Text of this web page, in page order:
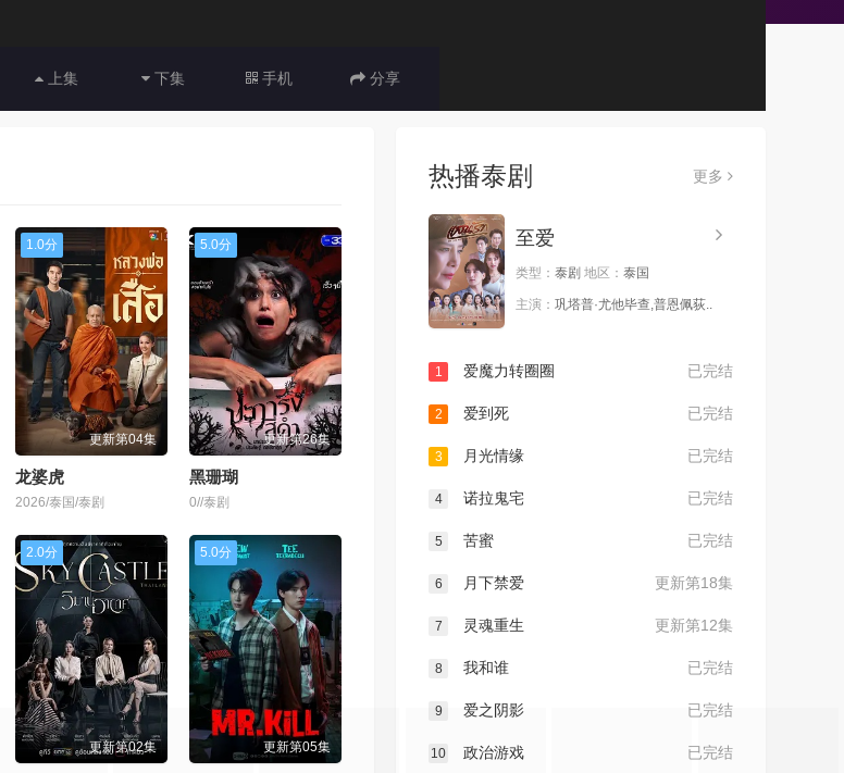
上集 下集 手机 分享
1.0分
更新第04集
龙婆虎
2026/泰国/泰剧
5.0分
更新第26集
黑珊瑚
0//泰剧
2.0分
更新第02集
5.0分
更新第05集
热播泰剧 更多
至爱
类型： 泰剧 地区： 泰国
主演： 巩塔普·尤他毕查,普恩佩荻..
已完结
1 爱魔力转圈圈
已完结
2 爱到死
已完结
3 月光情缘
已完结
4 诺拉鬼宅
已完结
5 苦蜜
更新第18集
6 月下禁爱
更新第12集
7 灵魂重生
已完结
8 我和谁
已完结
9 爱之阴影
已完结
10 政治游戏